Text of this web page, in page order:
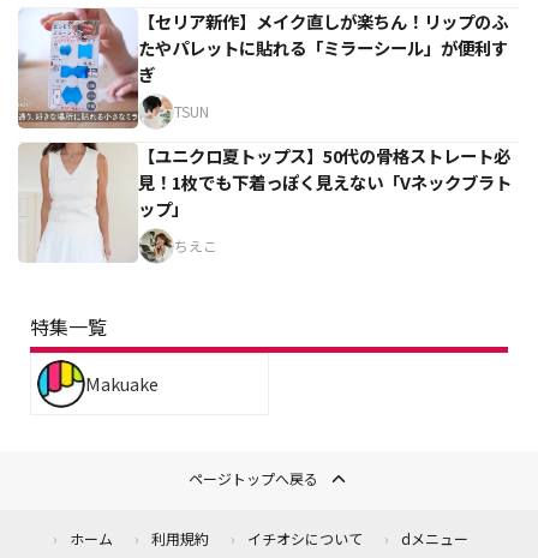
【セリア新作】メイク直しが楽ちん！リップのふ
たやパレットに貼れる「ミラーシール」が便利す
ぎ
TSUN
【ユニクロ夏トップス】50代の骨格ストレート必
見！1枚でも下着っぽく見えない「Vネックブラト
ップ」
ちえこ
特集一覧
Makuake
ページトップへ戻る
ホーム 利用規約 イチオシについて dメニュー